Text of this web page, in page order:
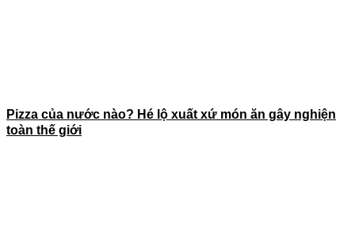
Pizza của nước nào? Hé lộ xuất xứ món ăn gây nghiện
toàn thế giới